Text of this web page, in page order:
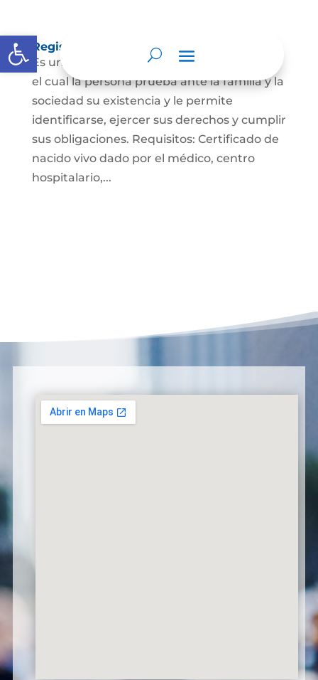
Abrir barra de herramientas
Registro Civil de Nacimiento
Es un documento indispensable mediante
el cual la persona prueba ante la familia y la
sociedad su existencia y le permite
identificarse, ejercer sus derechos y cumplir
sus obligaciones. Requisitos: Certificado de
nacido vivo dado por el médico, centro
hospitalario,...